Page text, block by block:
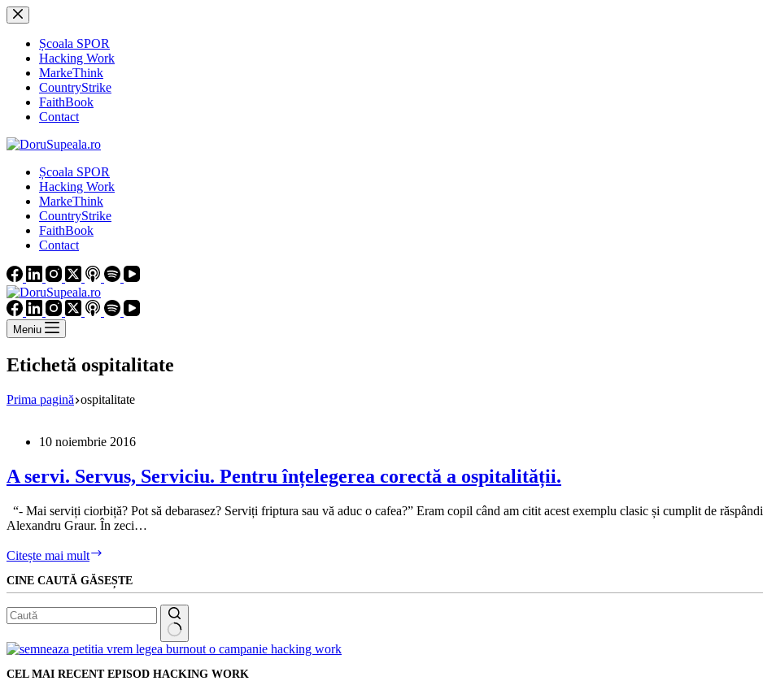
Sari
la
conținutȘcoala SPOR
Hacking Work
MarkeThink
CountryStrike
FaithBook
Contact
Școala SPOR
Hacking Work
MarkeThink
CountryStrike
FaithBook
Contact
Meniu
Etichetă ospitalitate
Prima pagină ospitalitate
10 noiembrie 2016
A servi. Servus, Serviciu. Pentru înțelegerea corectă a ospitalității.
“- Mai serviți ciorbiță? Pot să debarasez? Serviți friptura sau vă aduc o cafea?” Eram copil când am citit acest exemplu clasic și cumplit de
Alexandru Graur. În zeci…
Citește mai mult
Servus,
Serviciu.
Pentru
înțelegerea
a
ospitalității.
CINE CAUTĂ GĂSEȘTE
Niciun
CEL MAI RECENT EPISOD HACKING WORK